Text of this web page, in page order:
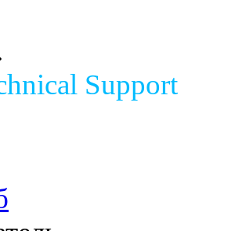
Support